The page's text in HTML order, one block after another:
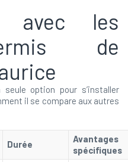
avec les
de
option pour s’installer
il se compare aux autres
Durée
Avantages
spécifiques